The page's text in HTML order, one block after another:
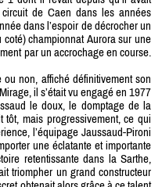
de Caen dans les années
dans l’espoir de décrocher un
championnat Aurora sur une
par un accrochage en course.
non, affiché définitivement son
il s’était vu engagé en 1977
le doux, le domptage de la
mais progressivement, ce qui
l’équipage Jaussaud-Pironi
une éclatante et importante
retentissante dans la Sarthe,
triompher un grand constructeur